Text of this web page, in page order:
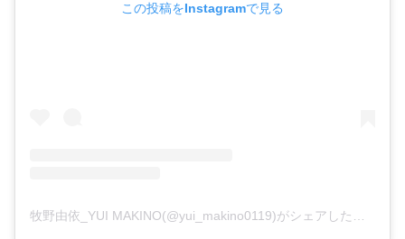
この投稿をInstagramで見る